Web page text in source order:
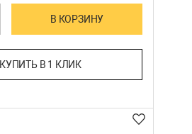
В КОРЗИНУ
КУПИТЬ В 1 КЛИК